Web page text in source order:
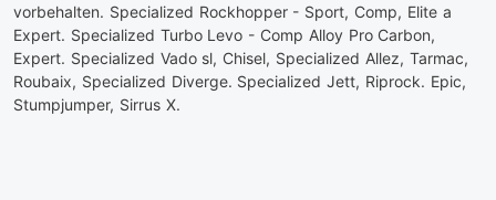
vorbehalten. Specialized Rockhopper - Sport, Comp, Elite a
Expert. Specialized Turbo Levo - Comp Alloy Pro Carbon,
Expert. Specialized Vado sl, Chisel, Specialized Allez, Tarmac,
Roubaix, Specialized Diverge. Specialized Jett, Riprock. Epic,
Stumpjumper, Sirrus X.